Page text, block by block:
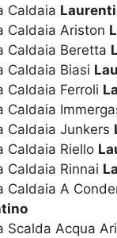
Caldaia
Caldaia Ariston
Caldaia Beretta
Caldaia Biasi
Caldaia Ferroli
Caldaia
Caldaia Junkers
Caldaia Riello
Caldaia Rinnai
Caldaia A
Scalda Acqua